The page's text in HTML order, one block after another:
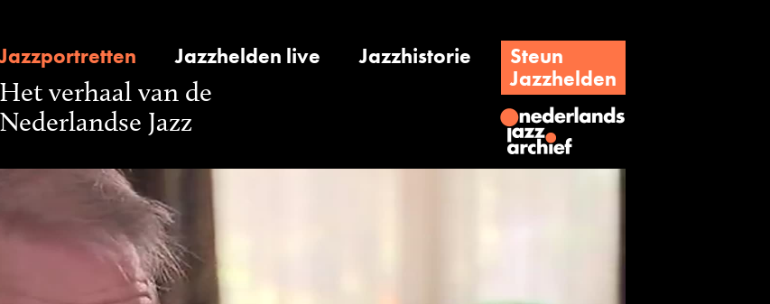
Jazzportretten Jazzhelden live Jazzhistorie
Steun
Jazzhelden
Het verhaal van de
Nederlandse Jazz